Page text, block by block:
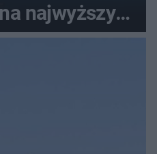
najwyższy